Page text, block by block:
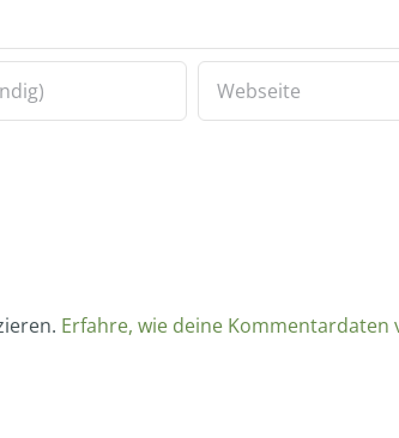
Erfahre, wie deine Kommentardaten